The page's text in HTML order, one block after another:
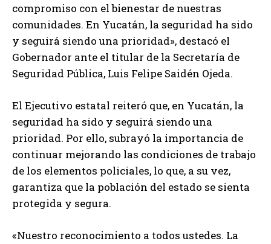
compromiso con el bienestar de nuestras
comunidades. En Yucatán, la seguridad ha sido
y seguirá siendo una prioridad», destacó el
Gobernador ante el titular de la Secretaría de
Seguridad Pública, Luis Felipe Saidén Ojeda.
El Ejecutivo estatal reiteró que, en Yucatán, la
seguridad ha sido y seguirá siendo una
prioridad. Por ello, subrayó la importancia de
continuar mejorando las condiciones de trabajo
de los elementos policiales, lo que, a su vez,
garantiza que la población del estado se sienta
protegida y segura.
«Nuestro reconocimiento a todos ustedes. La